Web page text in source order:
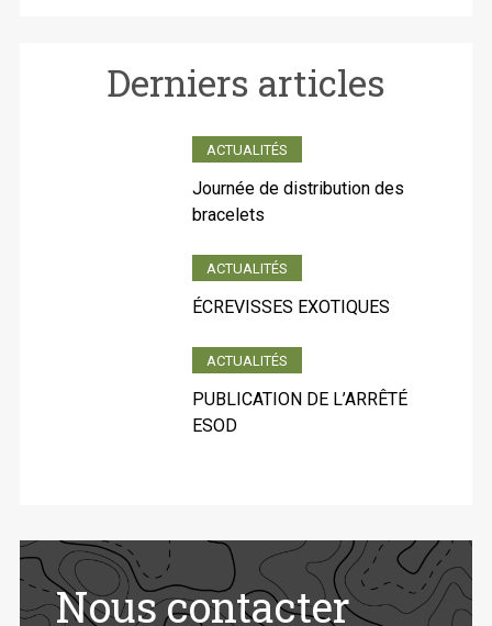
Derniers articles
ACTUALITÉS
Journée de distribution des
bracelets
ACTUALITÉS
ÉCREVISSES EXOTIQUES
ACTUALITÉS
PUBLICATION DE L’ARRÊTÉ
ESOD
Nous contacter